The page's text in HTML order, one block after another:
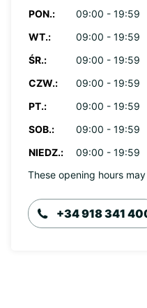
PON.:
09:00 - 19:59
WT.:
09:00 - 19:59
ŚR.:
09:00 - 19:59
CZW.:
09:00 - 19:59
PT.:
09:00 - 19:59
SOB.:
09:00 - 19:59
NIEDZ.:
09:00 - 19:59
These opening hours
+34 918 341